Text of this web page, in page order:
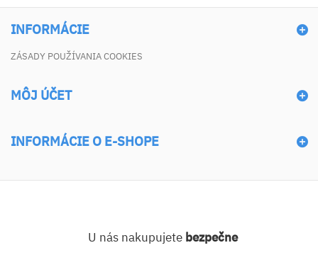
INFORMÁCIE
ZÁSADY POUŽÍVANIA COOKIES
MÔJ ÚČET
INFORMÁCIE O E-SHOPE
U nás nakupujete bezpečne